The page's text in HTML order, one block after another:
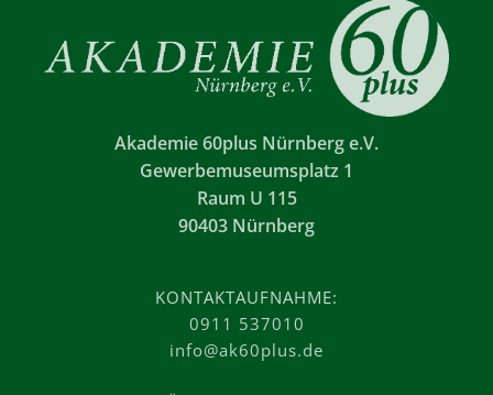
Akademie 60plus Nürnberg e.V.
Gewerbemuseumsplatz 1
Raum U 115
90403 Nürnberg
KONTAKTAUFNAHME:
0911 537010
info@ak60plus.de